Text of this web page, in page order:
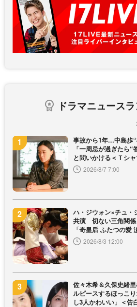
ドラマニュース
事故から1年…中島歩
「一周忌が過ぎたら“
と問いかける＜Ｔシ
2026/8/7 7:00
ハ・ジウォン×チュ・
共演 切ない三角関係
「奇皇后 ふたつの愛
2026/8/3 12:00
佐々木希＆久保史緒
ルピースするほっこ
し3人かわいい」＜告